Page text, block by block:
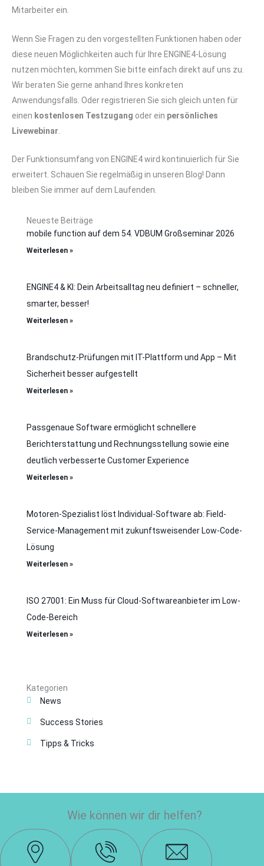
Mitarbeiter ein.
Wenn Sie Fragen zu den vorgestellten Funktionen haben oder
diese neuen Möglichkeiten auch für Ihre ENGINE4-Lösung
nutzen möchten, kommen Sie bitte einfach direkt auf uns zu.
Wir beraten Sie gerne anhand Ihres konkreten
Anwendungsfalls. Oder registrieren Sie sich gleich unten für
einen kostenlosen Testzugang oder ein persönliches
Livewebinar
Der Funktionsumfang von ENGINE4 wird kontinuierlich für Sie
erweitert. Schauen Sie regelmäßig in unseren Blog! Dann
bleiben Sie immer auf dem Laufenden.
Neueste Beiträge
mobile function auf dem 54. VDBUM Großseminar 2026
Weiterlesen »
ENGINE4 & KI: Dein Arbeitsalltag neu definiert – schneller,
smarter, besser!
Weiterlesen »
Brandschutz-Prüfungen mit IT-Plattform und App – Mit
Sicherheit besser aufgestellt
Weiterlesen »
Passgenaue Software ermöglicht schnellere
Berichterstattung und Rechnungsstellung sowie eine
deutlich verbesserte Customer Experience
Weiterlesen »
Motoren-Spezialist löst Individual-Software ab: Field-
Service-Management mit zukunftsweisender Low-Code-
Lösung
Weiterlesen »
ISO 27001: Ein Muss für Cloud-Softwareanbieter im Low-
Code-Bereich
Weiterlesen »
Kategorien
News
Success Stories
Tipps & Tricks
Wie können wir dir helfen?